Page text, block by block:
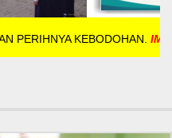
KEBODOHAN.IMAM SYAFI'I